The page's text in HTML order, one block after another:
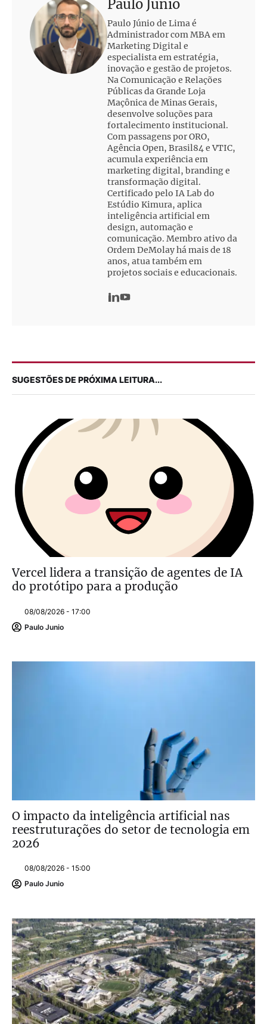
Paulo Junio
Paulo Júnio de Lima é
Administrador com MBA em
Marketing Digital e
especialista em estratégia,
inovação e gestão de projetos.
Na Comunicação e Relações
Públicas da Grande Loja
Maçônica de Minas Gerais,
desenvolve soluções para
fortalecimento institucional.
Com passagens por ORO,
Agência Open, Brasil84 e VTIC,
acumula experiência em
marketing digital, branding e
transformação digital.
Certificado pelo IA Lab do
Estúdio Kimura, aplica
inteligência artificial em
design, automação e
comunicação. Membro ativo da
Ordem DeMolay há mais de 18
anos, atua também em
projetos sociais e educacionais.
SUGESTÕES DE PRÓXIMA LEITURA...
Vercel lidera a transição de agentes de IA
do protótipo para a produção
08/08/2026 - 17:00
Paulo Junio
O impacto da inteligência artificial nas
reestruturações do setor de tecnologia em
2026
08/08/2026 - 15:00
Paulo Junio